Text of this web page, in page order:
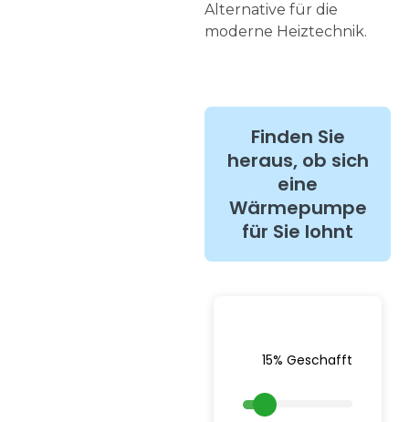
Alternative für die
moderne Heiztechnik.
Finden Sie
heraus, ob sich
eine
Wärmepumpe
für Sie lohnt
15% Geschafft